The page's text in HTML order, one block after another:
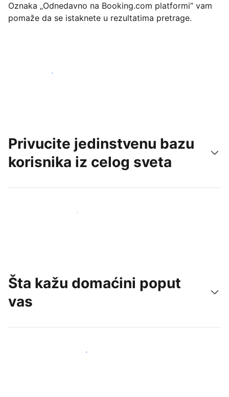
Oznaka „Odnedavno na Booking.com platformi“ vam
pomaže da se istaknete u rezultatima pretrage.
Počnite već danas
Privucite jedinstvenu bazu
korisnika iz celog sveta
Privucite nove goste već danas
Šta kažu domaćini poput
vas
Pridružite se domaćinima poput vas